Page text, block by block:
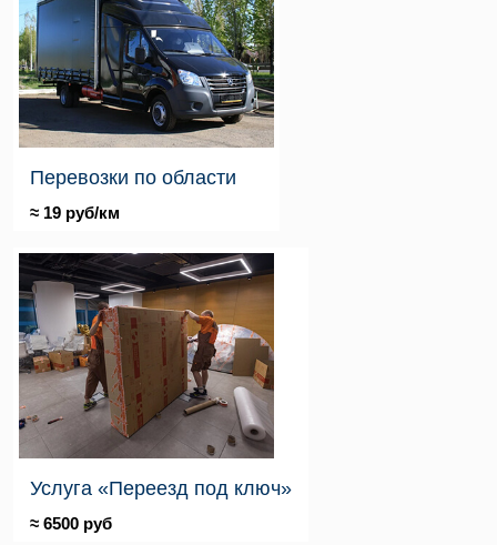
Перевозки по области
≈ 19 руб/км
Услуга «Переезд под ключ»
≈ 6500 руб